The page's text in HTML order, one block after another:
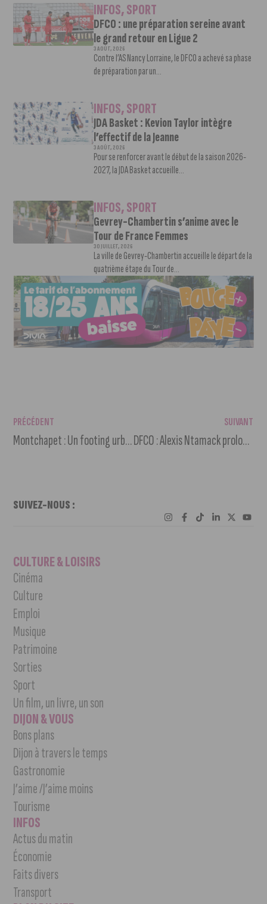
INFOS,SPORT
DFCO : une préparation sereine avant
le grand retour en Ligue 2
3 AOÛT, 2026
Contre l’AS Nancy Lorraine, le DFCO a achevé sa phase
de préparation par un...
INFOS,SPORT
JDA Basket : Kevion Taylor intègre
l’effectif de la Jeanne
3 AOÛT, 2026
Pour se renforcer avant le début de la saison 2026-
2027, la JDA Basket accueille...
INFOS,SPORT
Gevrey-Chambertin s’anime avec le
Tour de France Femmes
30 JUILLET, 2026
La ville de Gevrey-Chambertin accueille le départ de la
quatrième étape du Tour de...
PRÉCÉDENT
Montchapet : Un footing urbain en présence de deux conseillers départementaux
SUIVANT
DFCO : Alexis Ntamack prolonge l’aventure dijonnaise jusqu’en 2028 !
SUIVEZ-NOUS :
CULTURE & LOISIRS
Cinéma
Culture
Emploi
Musique
Patrimoine
Sorties
Sport
Un film, un livre, un son
DIJON & VOUS
Bons plans
Dijon à travers le temps
Gastronomie
J’aime /J’aime moins
Tourisme
INFOS
Actus du matin
Économie
Faits divers
Transport